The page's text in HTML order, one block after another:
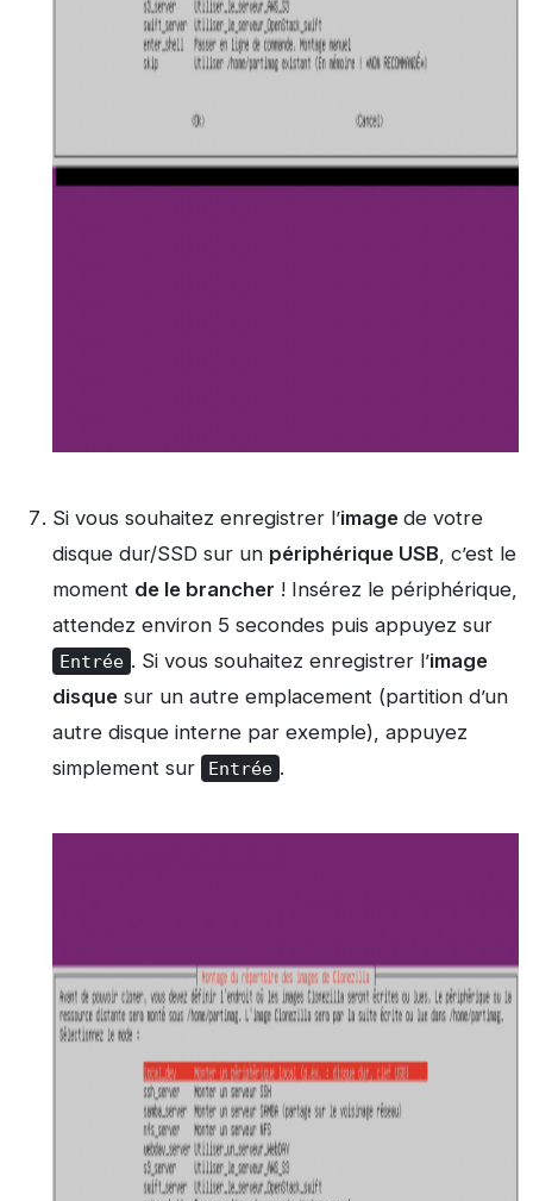
Si vous souhaitez enregistrer l’image de votre
disque dur/SSD sur un périphérique USB, c’est le
moment de le brancher ! Insérez le périphérique,
attendez environ 5 secondes puis appuyez sur
Entrée . Si vous souhaitez enregistrer l’image
disque sur un autre emplacement (partition d’un
autre disque interne par exemple), appuyez
simplement sur
Entrée .